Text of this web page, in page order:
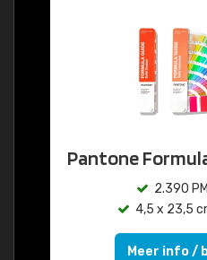
Pantone
2.390
4,5 x 23,5
Meer info /